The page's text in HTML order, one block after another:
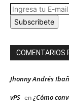
Subscribete
COMENTARIOS
Jhonny Andrés
vPS en¿Cómo